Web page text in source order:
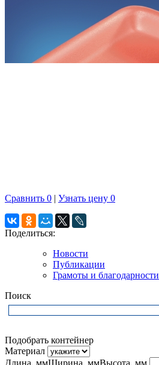
Сравнить 0 | Узнать цену 0
Поделиться:
Новости
Публикации
Грамоты и благодарности
Поиск
Подобрать контейнер
Материал
Длина, ммШирина, ммВысота, мм